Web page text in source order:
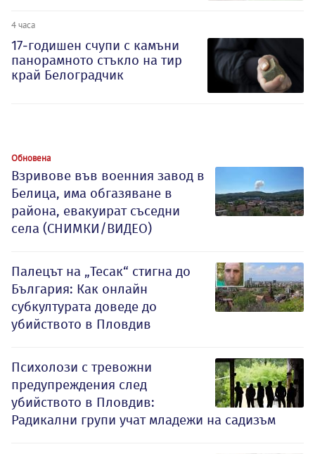
4 часа
17-годишен счупи с камъни
панорамното стъкло на тир
край Белоградчик
Обновена
Взривове във военния завод в
Белица, има обгазяване в
района, евакуират съседни
села (СНИМКИ/ВИДЕО)
Палецът на „Тесак“ стигна до
България: Как онлайн
субкултурата доведе до
убийството в Пловдив
Психолози с тревожни
предупреждения след
убийството в Пловдив:
Радикални групи учат младежи на садизъм